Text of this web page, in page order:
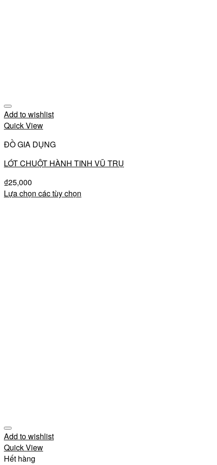
Add to wishlist
Quick View
ĐỒ GIA DỤNG
LÓT CHUỘT HÀNH TINH VŨ TRỤ
₫25,000
Lựa chọn các tùy chọn
Add to wishlist
Quick View
Hết hàng